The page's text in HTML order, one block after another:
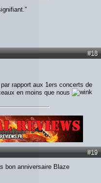
#18
rapport aux 1ers concerts de
en moins que nous
#19
bon anniversaire Blaze